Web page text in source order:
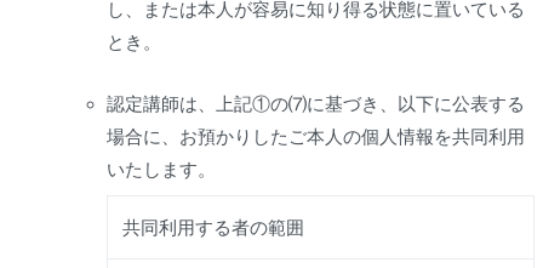
し、または本人が容易に知り得る状態に置いている
とき。
認定講師は、上記①の⑺に基づき、以下に公表する
場合に、お預かりしたご本人の個人情報を共同利用
いたします。
共同利用する者の範囲